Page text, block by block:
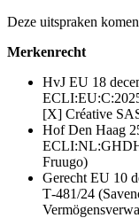
Deze uitspraken
Merkenrecht
HvJ EU 18
[X] Créative
Hof Den Haag
Fruugo)
Gerecht EU 10
T‑481/24